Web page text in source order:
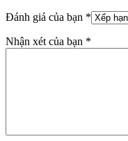
Đánh giá của bạn *
Nhận xét của bạn *